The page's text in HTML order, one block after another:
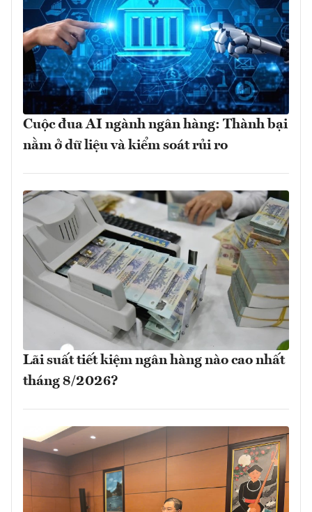
Cuộc đua AI ngành ngân hàng: Thành bại
nằm ở dữ liệu và kiểm soát rủi ro
Lãi suất tiết kiệm ngân hàng nào cao nhất
tháng 8/2026?